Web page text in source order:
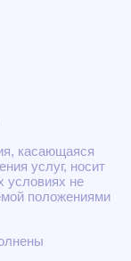
касающаяся
услуг, носит
условиях не
положениями